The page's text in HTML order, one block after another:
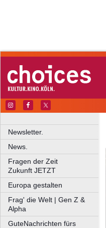
Newsletter.
News.
Fragen der Zeit
Zukunft JETZT
Europa gestalten
Frag' die Welt | Gen Z &
Alpha
GuteNachrichten fürs